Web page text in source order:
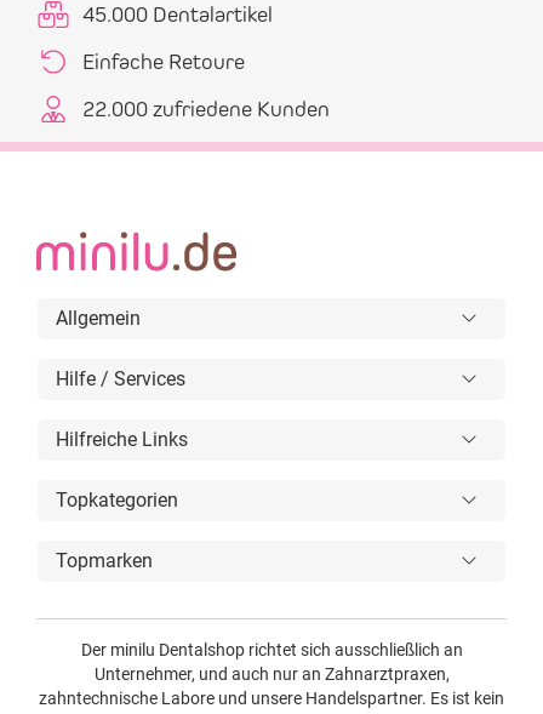
45.000 Dentalartikel
Einfache Retoure
22.000 zufriedene Kunden
Allgemein
Hilfe / Services
Hilfreiche Links
Topkategorien
Topmarken
Der minilu Dentalshop richtet sich ausschließlich an
Unternehmer, und auch nur an Zahnarztpraxen,
zahntechnische Labore und unsere Handelspartner. Es ist kein